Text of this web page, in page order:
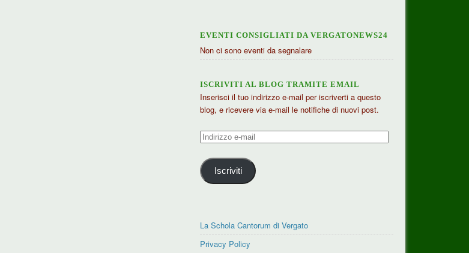
EVENTI CONSIGLIATI DA VERGATONEWS24
Non ci sono eventi da segnalare
ISCRIVITI AL BLOG TRAMITE EMAIL
Inserisci il tuo indirizzo e-mail per iscriverti a questo
blog, e ricevere via e-mail le notifiche di nuovi post.
Indirizzo
mail
Iscriviti
La Schola Cantorum di Vergato
Privacy Policy